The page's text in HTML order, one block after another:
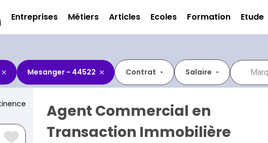
Entreprises Métiers Articles Ecoles Formation Etude
Mesanger - 44522 Contrat Salaire
Agent Commercial en
Transaction Immobilière